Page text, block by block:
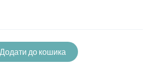
Додати до кошика